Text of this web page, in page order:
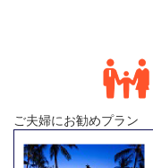
ご夫婦にお勧めプラン